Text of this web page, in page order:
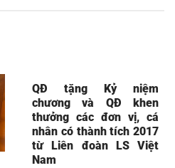
QĐ tặng Kỷ niệm
chương và QĐ khen
thưởng các đơn vị, cá
nhân có thành tích 2017
từ Liên đoàn LS Việt
Nam